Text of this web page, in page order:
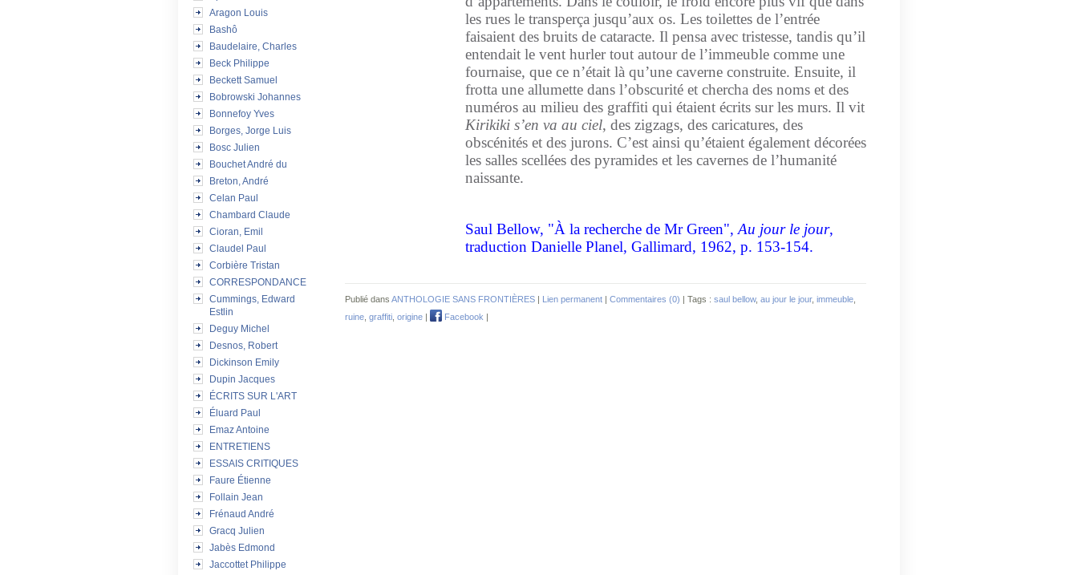
Aragon Louis
Bashô
Baudelaire, Charles
Beck Philippe
Beckett Samuel
Bobrowski Johannes
Bonnefoy Yves
Borges, Jorge Luis
Bosc Julien
Bouchet André du
Breton, André
Celan Paul
Chambard Claude
Cioran, Emil
Claudel Paul
Corbière Tristan
CORRESPONDANCE
Cummings, Edward
Estlin
Deguy Michel
Desnos, Robert
Dickinson Emily
Dupin Jacques
ÉCRITS SUR L'ART
Éluard Paul
Emaz Antoine
ENTRETIENS
ESSAIS CRITIQUES
Faure Étienne
Follain Jean
Frénaud André
Gracq Julien
Jabès Edmond
Jaccottet Philippe
les rues le transperça jusqu’aux os. Les toilettes de l’entrée
faisaient des bruits de cataracte. Il pensa avec tristesse, tandis qu’il
entendait le vent hurler tout autour de l’immeuble comme une
fournaise, que ce n’était là qu’une caverne construite. Ensuite, il
frotta une allumette dans l’obscurité et chercha des noms et des
numéros au milieu des graffiti qui étaient écrits sur les murs. Il vit
Kirikiki s’en va au ciel, des zigzags, des caricatures, des
obscénités et des jurons. C’est ainsi qu’étaient également décorées
les salles scellées des pyramides et les cavernes de l’humanité
naissante.
Saul Bellow, "À la recherche de Mr Green", Au jour le jour,
traduction Danielle Planel, Gallimard, 1962, p. 153-154.
Publié dans ANTHOLOGIE SANS FRONTIÈRES | Lien permanent | Commentaires (0) | Tags : saul bellow, au jour le jour, immeuble
ruine graffiti origine | Facebook |